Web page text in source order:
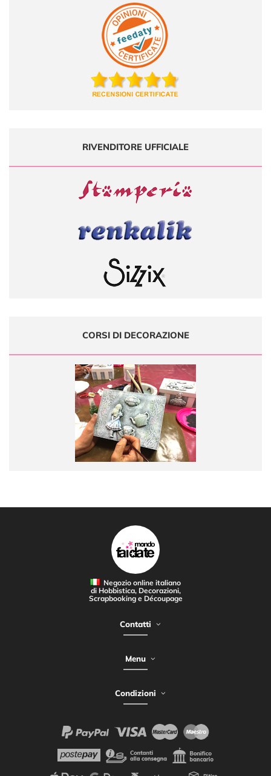
RIVENDITORE UFFICIALE
CORSI DI DECORAZIONE
Negozio online italiano
di Hobbistica, Decorazioni,
Scrapbooking e Découpage
Contatti
Menu
Condizioni